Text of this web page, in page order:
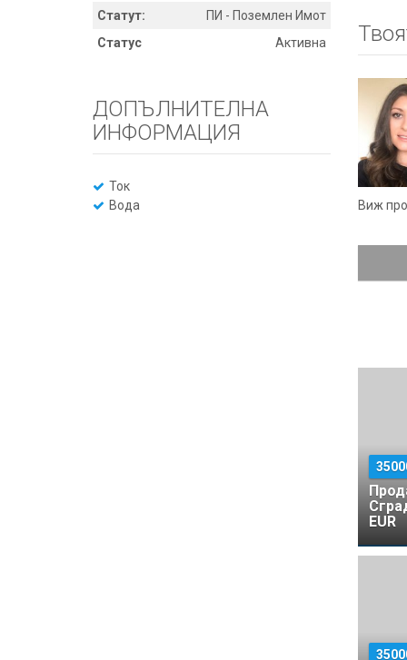
Статут:
ПИ - Поземлен Имот
Статус
Активна
ДОПЪЛНИТЕЛНА
ИНФОРМАЦИЯ
Ток
Вода
Виж
EUR